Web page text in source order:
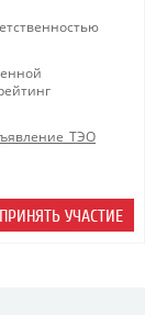
ПРИНЯТЬ УЧАСТИЕ